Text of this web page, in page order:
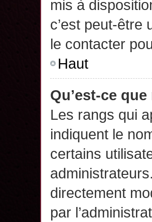
mis à
c’est peut-être
le contacter
Haut
Qu’est-ce
Les rangs qui
indiquent le
certains
directement
par